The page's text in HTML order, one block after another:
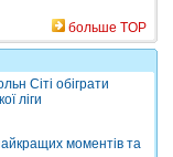
больше TOP
Сіті обіграти
ліги
моментів та